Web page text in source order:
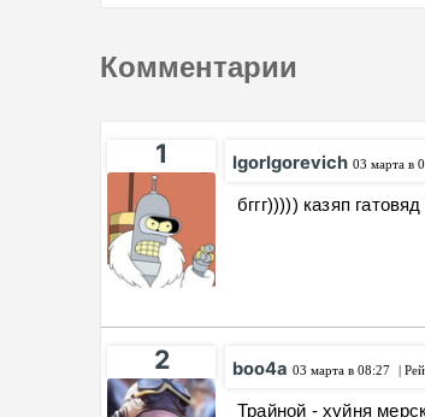
Комментарии
1 IgorIgorevich 03 марта в
бггг))))) казяп
2 boo4a 03 марта в 08:27 |
Трайной - хуйня